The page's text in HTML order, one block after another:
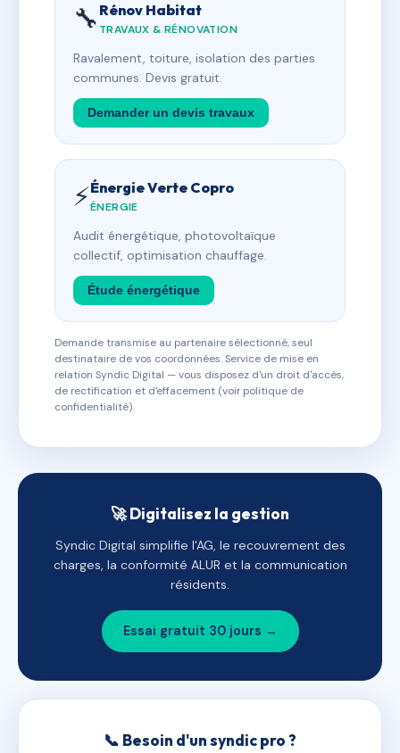
🔧 Rénov Habitat
TRAVAUX & RÉNOVATION
Ravalement, toiture, isolation des parties
communes. Devis gratuit.
Demander un devis travaux
⚡Énergie Verte Copro
ÉNERGIE
Audit énergétique, photovoltaïque
collectif, optimisation chauffage.
Étude énergétique
Demande transmise au partenaire sélectionné, seul
destinataire de vos coordonnées. Service de mise en
relation Syndic Digital — vous disposez d'un droit d'accès,
de rectification et d'effacement (voir politique de
confidentialité).
🚀 Digitalisez la gestion
Syndic Digital simplifie l'AG, le recouvrement des
charges, la conformité ALUR et la communication
résidents.
Essai gratuit 30 jours →
📞 Besoin d'un syndic pro ?